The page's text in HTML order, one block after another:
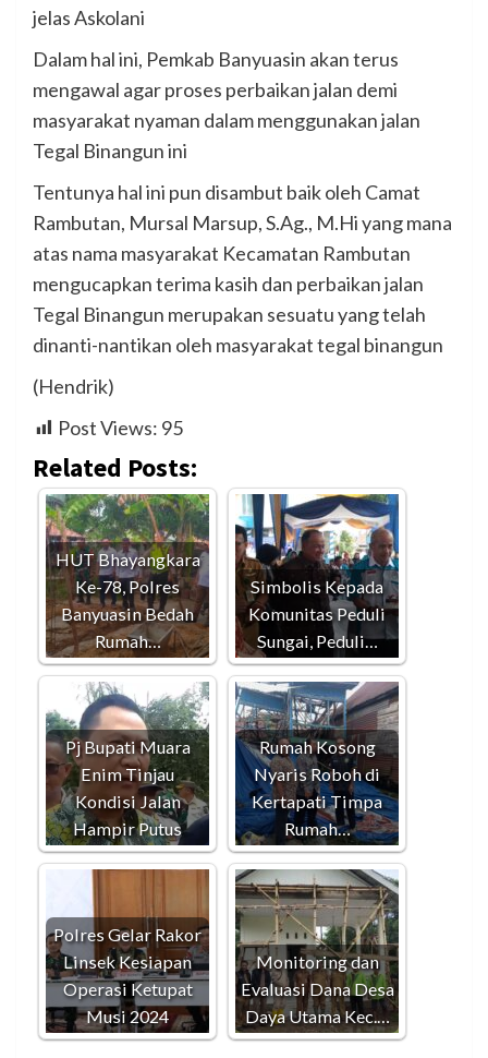
jelas Askolani
Dalam hal ini, Pemkab Banyuasin akan terus
mengawal agar proses perbaikan jalan demi
masyarakat nyaman dalam menggunakan jalan
Tegal Binangun ini
Tentunya hal ini pun disambut baik oleh Camat
Rambutan, Mursal Marsup, S.Ag., M.Hi yang mana
atas nama masyarakat Kecamatan Rambutan
mengucapkan terima kasih dan perbaikan jalan
Tegal Binangun merupakan sesuatu yang telah
dinanti-nantikan oleh masyarakat tegal binangun
(Hendrik)
Post Views: 95
Related Posts:
HUT Bhayangkara
Ke-78, Polres
Banyuasin Bedah
Rumah…
Simbolis Kepada
Komunitas Peduli
Sungai, Peduli…
Pj Bupati Muara
Enim Tinjau
Kondisi Jalan
Hampir Putus
Rumah Kosong
Nyaris Roboh di
Kertapati Timpa
Rumah…
Polres Gelar Rakor
Linsek Kesiapan
Operasi Ketupat
Musi 2024
Monitoring dan
Evaluasi Dana Desa
Daya Utama Kec.…